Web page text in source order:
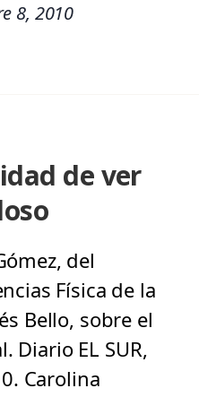
8, 2010
de ver
del
Física de la
Bello, sobre el
Diario EL SUR,
Carolina